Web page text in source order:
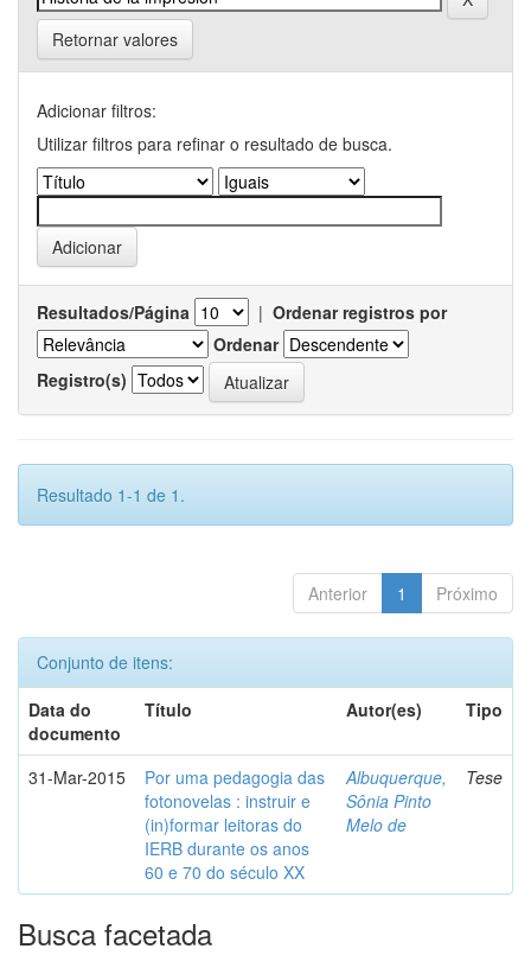
Retornar valores
Adicionar filtros:
Utilizar filtros para refinar o resultado de busca.
Resultados/Página | Ordenar registros por
Ordenar
Registro(s)
Resultado 1-1 de 1.
Anterior 1 Próximo
Conjunto de itens:
Data do
documento
Título Autor(es) Tipo
31-Mar-2015
Por uma pedagogia das
fotonovelas : instruir e
(in)formar leitoras do
IERB durante os anos
60 e 70 do século XX
Albuquerque,
Sônia Pinto
Melo de
Tese
Busca facetada